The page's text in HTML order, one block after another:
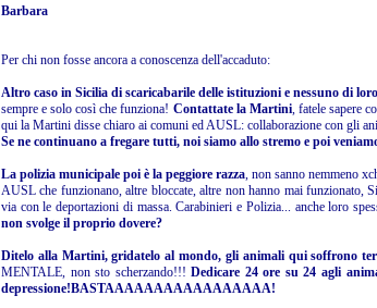
Barbara
Per chi non fosse ancora a conoscenza dell'accaduto:
Altro caso in Sicilia di scaricabarile delle istituzioni e nessuno di
sempre e solo così che funziona! Contattate la Martini, fatele sapere
qui la Martini disse chiaro ai comuni ed AUSL: collaborazione con gli
Se ne continuano a fregare tutti, noi siamo allo stremo e poi
La polizia municipale poi è la peggiore razza, non sanno nemmeno
AUSL che funzionano, altre bloccate, altre non hanno mai funzionato,
via con le deportazioni di massa. Carabinieri e Polizia... anche loro
non svolge il proprio dovere?
Ditelo alla Martini, gridatelo al mondo, gli animali qui soffrono
MENTALE, non sto scherzando!!!Dedicare 24 ore su 24 agli
depressione!BASTAAAAAAAAAAAAAAAAA!